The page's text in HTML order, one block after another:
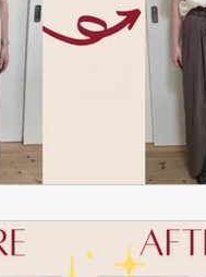
トータル診断 パー
新メニュー ファッシ